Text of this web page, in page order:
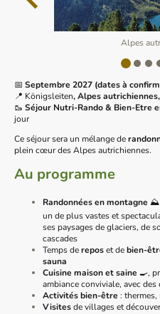
Alpes
📅 Septembre 2027 (dates à
📍 Königsleiten, Alpes
🥾 Séjour Nutri-Rando & Bien-Etre
jour
Ce séjour sera un mélange de
plein cœur des Alpes autrichiennes.
Au programme
Randonnées en montagne ⛰️
un de plus vastes et
ses paysages de glaciers, de
cascades
Temps dereposet debien-
sauna
Cuisine maison et saine 🍳,
ambiance conviviale, avec
Activités bien-être : thermes,
Visitesde villages et